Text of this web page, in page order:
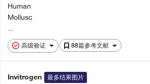
高级验证 88篇参考文献
Human
Mollusc
...
Invitrogen 最多结果图片